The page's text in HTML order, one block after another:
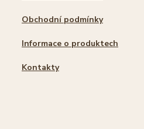
Obchodní podmínky
Informace o produktech
Kontakty